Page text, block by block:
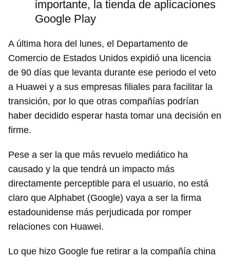
importante, la tienda de aplicaciones
Google Play
A última hora del lunes, el Departamento de
Comercio de Estados Unidos expidió una licencia
de 90 días que levanta durante ese periodo el veto
a Huawei y a sus empresas filiales para facilitar la
transición, por lo que otras compañías podrían
haber decidido esperar hasta tomar una decisión en
firme.
Pese a ser la que más revuelo mediático ha
causado y la que tendrá un impacto más
directamente perceptible para el usuario, no está
claro que Alphabet (Google) vaya a ser la firma
estadounidense más perjudicada por romper
relaciones con Huawei.
Lo que hizo Google fue retirar a la compañía china